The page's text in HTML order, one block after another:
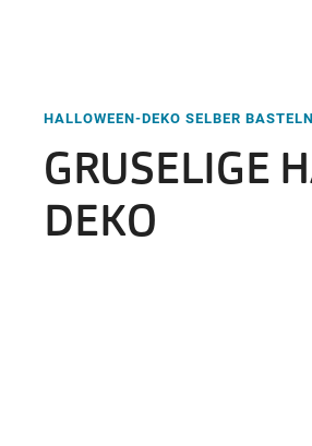
HALLOWEEN-DEKO SELBER BASTELN
GRUSELIGE
DEKO